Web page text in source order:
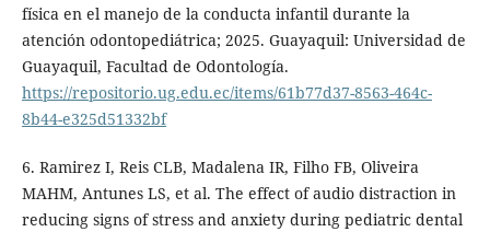
física en el manejo de la conducta infantil durante la
atención odontopediátrica; 2025. Guayaquil: Universidad de
Guayaquil, Facultad de Odontología.
https://repositorio.ug.edu.ec/items/61b77d37-8563-464c-
8b44-e325d51332bf
6. Ramirez I, Reis CLB, Madalena IR, Filho FB, Oliveira
MAHM, Antunes LS, et al. The effect of audio distraction in
reducing signs of stress and anxiety during pediatric dental